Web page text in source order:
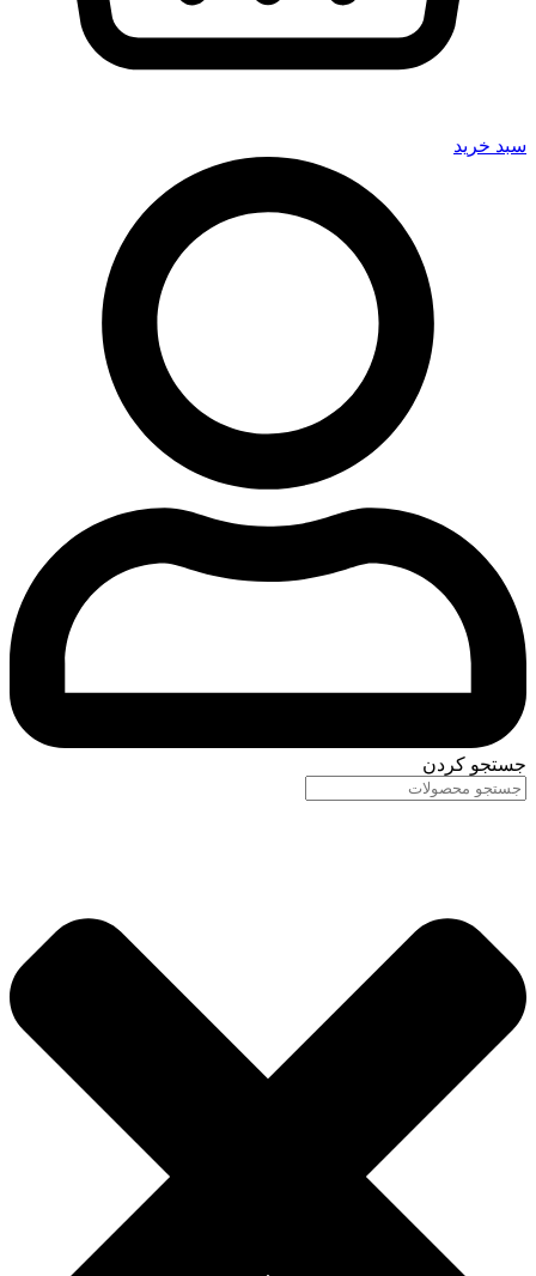
سبد خرید
جستجو کردن